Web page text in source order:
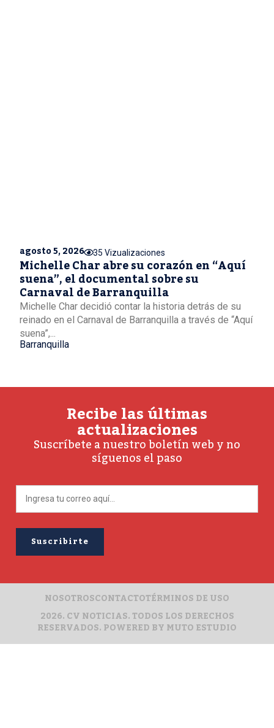
agosto 5, 2026 35 Vizualizaciones
Michelle Char abre su corazón en “Aquí
suena”, el documental sobre su
Carnaval de Barranquilla
Michelle Char decidió contar la historia detrás de su
reinado en el Carnaval de Barranquilla a través de “Aquí
suena”,...
Barranquilla
Recibe las últimas
actualizaciones
Suscríbete a nuestro boletín web y no
síguenos el paso
2026. CV NOTICIAS. TODOS LOS DERECHOS
RESERVADOS. POWERED BYMUTO ESTUDIO
NOSOTROSCONTACTOTÉRMINOS DE USO